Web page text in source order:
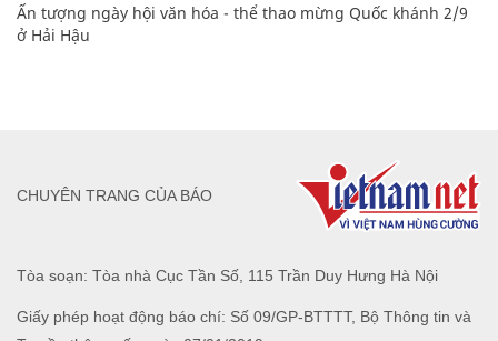
Ấn tượng ngày hội văn hóa - thể thao mừng Quốc khánh 2/9
ở Hải Hậu
Tòa soạn: Tòa nhà Cục Tần Số, 115 Trần Duy Hưng Hà Nội
Giấy phép hoạt động báo chí: Số 09/GP-BTTTT, Bộ Thông tin và
CHUYÊN TRANG CỦA BÁO